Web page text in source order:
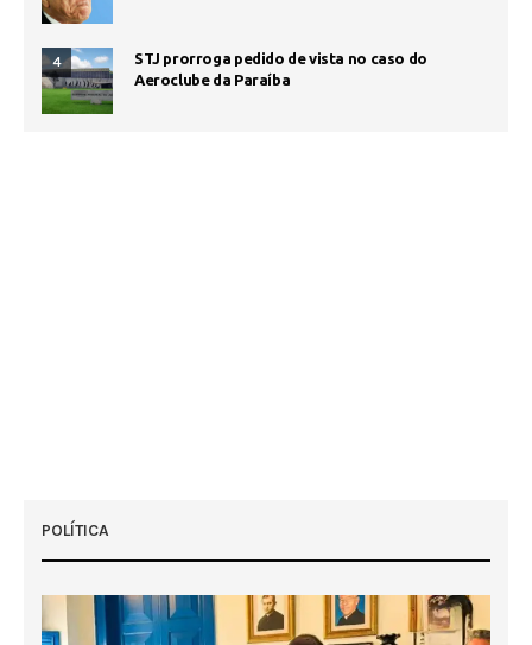
4
STJ prorroga pedido de vista no caso do
Aeroclube da Paraíba
POLÍTICA